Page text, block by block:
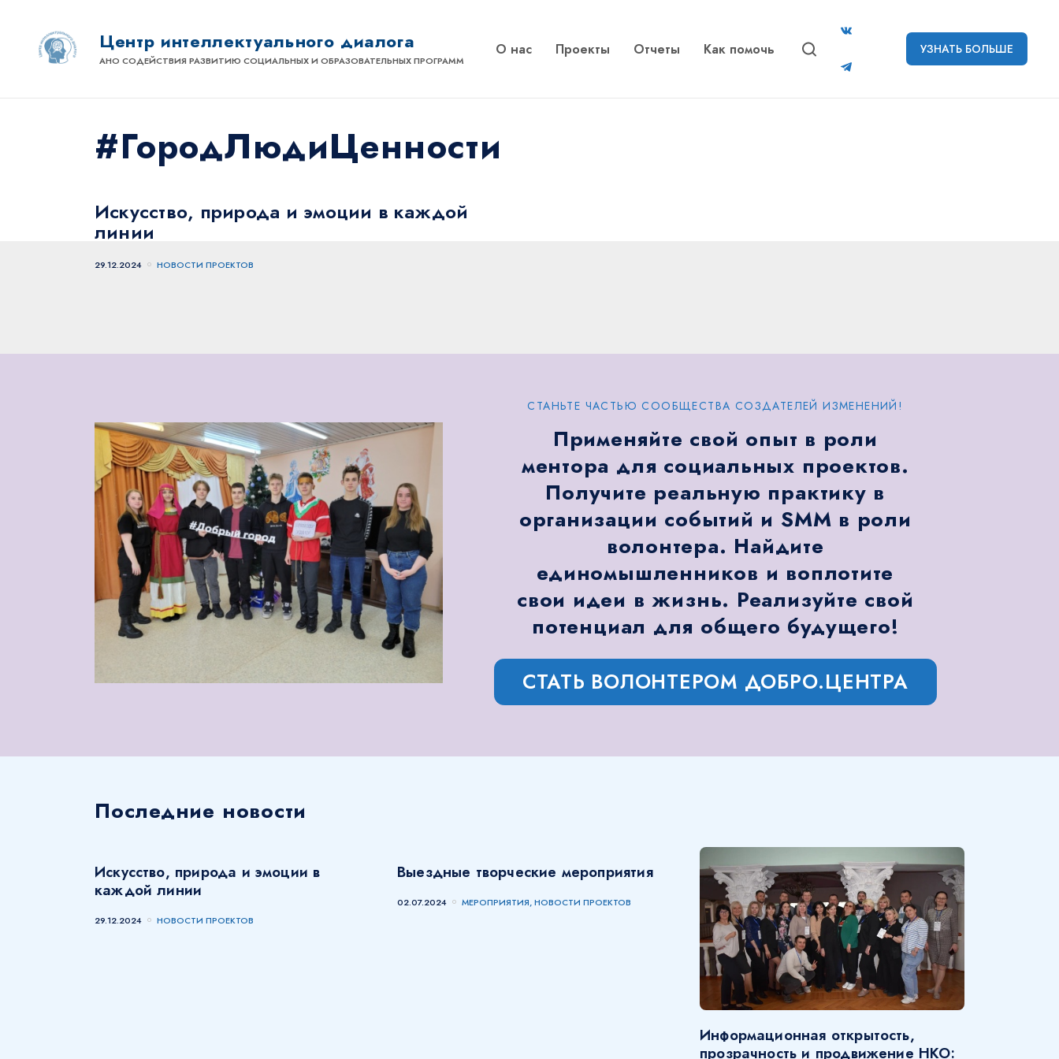
Центр интеллектуального диалога
АНО СОДЕЙСТВИЯ РАЗВИТИЮ СОЦИАЛЬНЫХ И ОБРАЗОВАТЕЛЬНЫХ ПРОГРАММ
О нас Проекты Отчеты Как помочь УЗНАТЬ БОЛЬШЕ
#ГородЛюдиЦенности
Искусство, природа и эмоции в каждой
линии
29.12.2024 НОВОСТИ ПРОЕКТОВ
СТАНЬТЕ ЧАСТЬЮ СООБЩЕСТВА СОЗДАТЕЛЕЙ ИЗМЕНЕНИЙ!
Применяйте свой опыт в роли
ментора для социальных проектов.
Получите реальную практику в
организации событий и SMM в роли
волонтера. Найдите
единомышленников и воплотите
свои идеи в жизнь. Реализуйте свой
потенциал для общего будущего!
СТАТЬ ВОЛОНТЕРОМ ДОБРО.ЦЕНТРА
Последние новости
Искусство, природа и эмоции в
каждой линии
29.12.2024 НОВОСТИ ПРОЕКТОВ
Выездные творческие мероприятия
02.07.2024 МЕРОПРИЯТИЯ, НОВОСТИ ПРОЕКТОВ
Информационная открытость,
прозрачность и продвижение НКО: